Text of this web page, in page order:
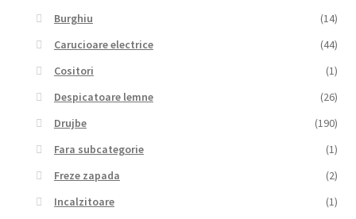
Burghiu
(14)
Carucioare electrice
(44)
Cositori
(1)
Despicatoare lemne
(26)
Drujbe
(190)
Fara subcategorie
(1)
Freze zapada
(2)
Incalzitoare
(1)